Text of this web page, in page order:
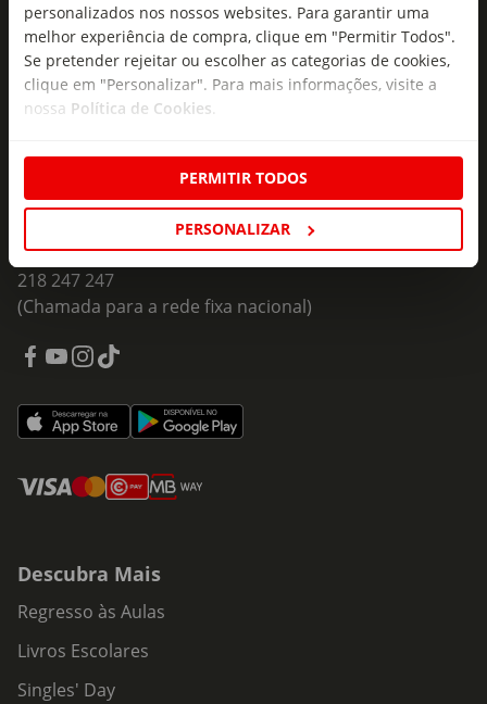
personalizados nos nossos websites. Para garantir uma
melhor experiência de compra, clique em "Permitir Todos".
Se pretender rejeitar ou escolher as categorias de cookies,
clique em "Personalizar". Para mais informações, visite a
nossa Política de Cookies
PERMITIR TODOS
PERSONALIZAR
Insira o seu e-
mail
Subscrever
Fale Connosco
Formulário de Contacto
218 247 247
(Chamada para a rede fixa nacional)
Descubra Mais
Regresso às Aulas
Livros Escolares
Singles' Day